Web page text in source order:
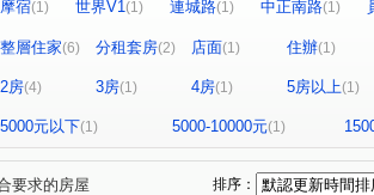
摩宿(1) 世界V1(1) 連城路(1) 中正南路(1)
中山路二段 中山路二段(1) (1)
整層住家(6) 分租套房(2) 店面(1) 住辦(1)
2房(4) 3房(1) 4房(1) 5房以上(1)
5000元以下(1) 5000-10000元(1)
要求的房屋 排序：